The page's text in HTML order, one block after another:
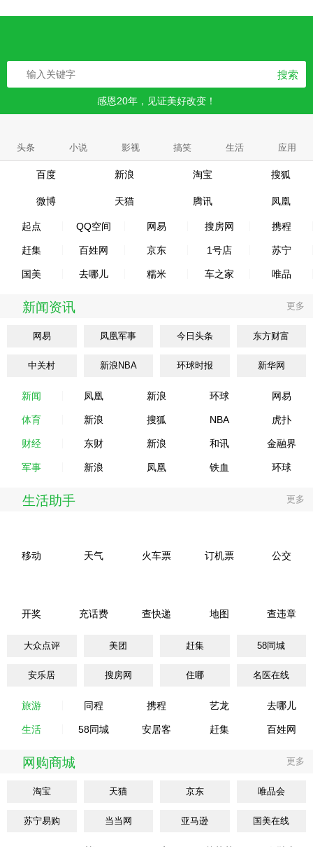
搜索
感恩20年，见证美好改变！
头条 小说 影视 搞笑 生活 应用
百度 新浪 淘宝 搜狐
微博 天猫 腾讯 凤凰
起点 QQ空间 网易 搜房网 携程
赶集 百姓网 京东 1号店 苏宁
国美 去哪儿 糯米 车之家 唯品
新闻资讯 更多
网易 凤凰军事 今日头条 东方财富
中关村 新浪NBA 环球时报 新华网
新闻 凤凰 新浪 环球 网易
体育 新浪 搜狐 NBA 虎扑
财经 东财 新浪 和讯 金融界
军事 新浪 凤凰 铁血 环球
生活助手 更多
移动 天气 火车票 订机票 公交
开奖 充话费 查快递 地图 查违章
大众点评 美团 赶集 58同城
安乐居 搜房网 住哪 名医在线
旅游 同程 携程 艺龙 去哪儿
生活 58同城 安居客 赶集 百姓网
网购商城 更多
淘宝 天猫 京东 唯品会
苏宁易购 当当网 亚马逊 国美在线